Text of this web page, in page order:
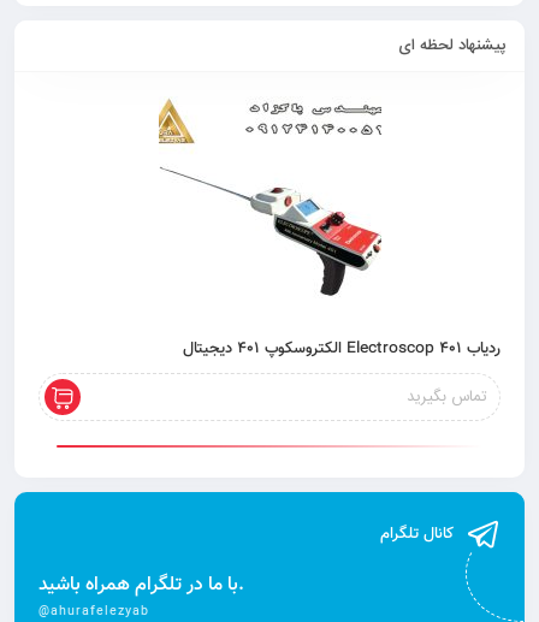
پیشنهاد لحظه ای
ردیاب 401 Electroscop الکتروسکوپ 401 دیجیتال
تماس بگیرید
کانال تلگرام
با ما در تلگرام همراه باشید.
@ahurafelezyab